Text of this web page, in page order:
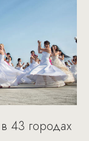
43 городах